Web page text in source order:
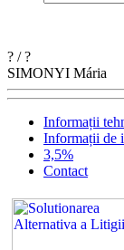
? /?
SIMONYI Mária
Informații
Informații de
3,5%
Contact